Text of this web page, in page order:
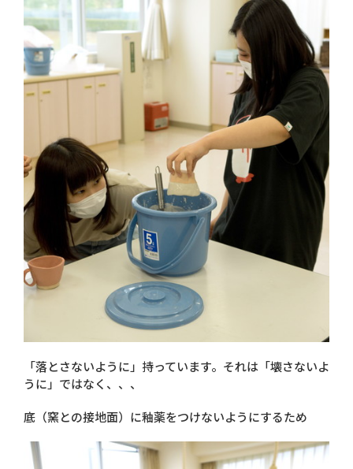
「落とさないように」持っています。それは「壊さないよ
うに」ではなく、、、
底（窯との接地面）に釉薬をつけないようにするため